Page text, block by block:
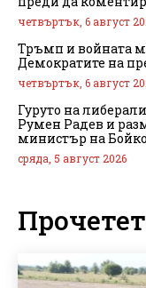
четвъртък, 6 август
Тръмп и войната
Демократите на
четвъртък, 6 август
Гуруто на
Румен Радев и
министър на
сряда, 5 август 2026